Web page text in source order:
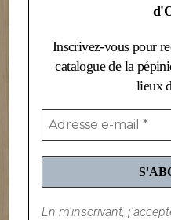
Inscrivez-vous pour
catalogue de la
lieux
En m'inscrivant,